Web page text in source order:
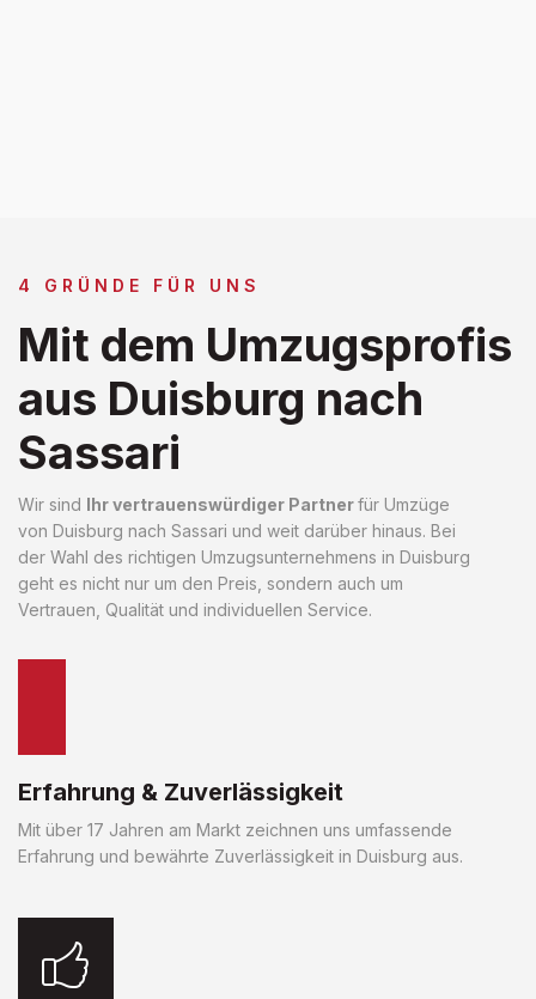
4 GRÜNDE FÜR UNS
Mit dem Umzugsprofis
aus Duisburg nach
Sassari
Wir sind Ihr vertrauenswürdiger Partnerfür Umzüge
von Duisburg nach Sassari und weit darüber hinaus. Bei
der Wahl des richtigen Umzugsunternehmens in Duisburg
geht es nicht nur um den Preis, sondern auch um
Vertrauen, Qualität und individuellen Service.
Erfahrung & Zuverlässigkeit
Mit über 17 Jahren am Markt zeichnen uns umfassende
Erfahrung und bewährte Zuverlässigkeit in Duisburg aus.